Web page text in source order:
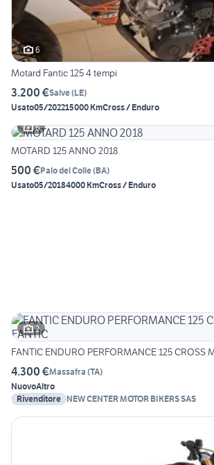
6
Motard Fantic 125 4 tempi
3.200 €Salve(LE)
Usato05/202215000 KmCross / Enduro
6
MOTARD 125 ANNO 2018
500 €Palo del Colle(BA)
Usato05/20184000 KmCross / Enduro
2
FANTIC ENDURO PERFORMANCE 125 CROSS
4.300 €Massafra (TA)
NuovoAltro
Rivenditore NEW CENTER MOTOR BIKERS SAS